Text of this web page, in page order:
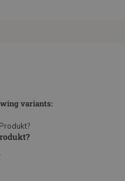
variants: